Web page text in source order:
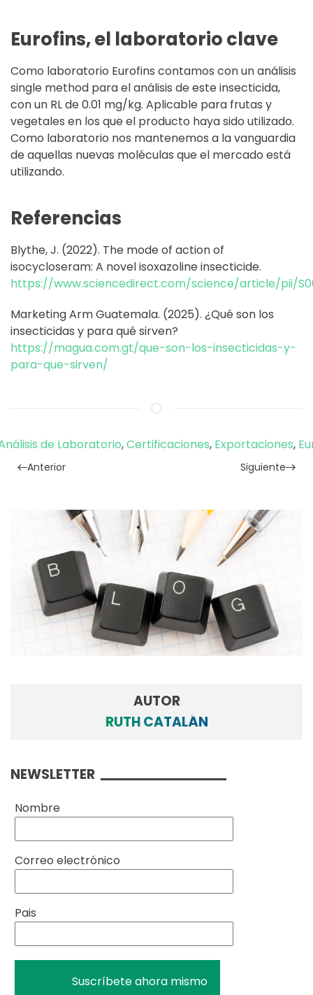
Eurofins, el laboratorio clave
Como laboratorio Eurofins contamos con un análisis
single method para el análisis de este insecticida,
con un RL de 0.01 mg/kg. Aplicable para frutas y
vegetales en los que el producto haya sido utilizado.
Como laboratorio nos mantenemos a la vanguardia
de aquellas nuevas moléculas que el mercado está
utilizando.
Referencias
Blythe, J. (2022). The mode of action of
isocycloseram: A novel isoxazoline insecticide.
https://www.sciencedirect.com/science/article/pii/
Marketing Arm Guatemala. (2025). ¿Qué son los
insecticidas y para qué sirven?
https://magua.com.gt/que-son-los-insecticidas-y-
para-que-sirven/
de Laboratorio,Certificaciones, Exportaciones,
Anterior Siguiente
AUTOR
RUTH CATALÁN
NEWSLETTER
Nombre
Correo electrónico
Pais